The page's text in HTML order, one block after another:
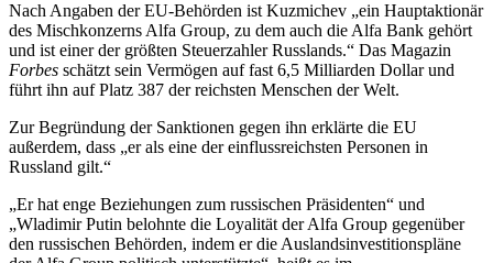
Nach Angaben der EU-Behörden ist Kuzmichev „ein Hauptaktionär
des Mischkonzerns Alfa Group, zu dem auch die Alfa Bank gehört
und ist einer der größten Steuerzahler Russlands.“ Das Magazin
Forbes schätzt sein Vermögen auf fast 6,5 Milliarden Dollar und
führt ihn auf Platz 387 der reichsten Menschen der Welt.
Zur Begründung der Sanktionen gegen ihn erklärte die EU
außerdem, dass „er als eine der einflussreichsten Personen in
Russland gilt.“
„Er hat enge Beziehungen zum russischen Präsidenten“ und
„Wladimir Putin belohnte die Loyalität der Alfa Group gegenüber
den russischen Behörden, indem er die Auslandsinvestitionspläne